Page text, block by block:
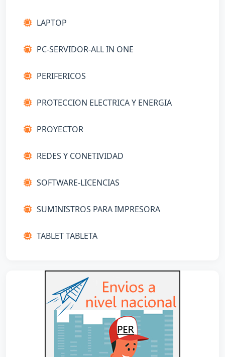
LAPTOP
PC-SERVIDOR-ALL IN ONE
PERIFERICOS
PROTECCION ELECTRICA Y ENERGIA
PROYECTOR
REDES Y CONETIVIDAD
SOFTWARE-LICENCIAS
SUMINISTROS PARA IMPRESORA
TABLET TABLETA